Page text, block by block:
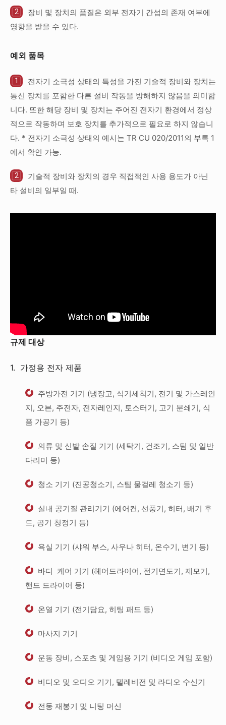
장비 및 장치의 품질은 외부 전자기 간섭의 존재 여부에
영향을 받을 수 있다.
예외 품목
전자기 소극성 상태의 특성을 가진 기술적 장비와 장치는
통신 장치를 포함한 다른 설비 작동을 방해하지 않음을 의미합
니다. 또한 해당 장비 및 장치는 주어진 전자기 환경에서 정상
적으로 작동하며 보호 장치를 추가적으로 필요로 하지 않습니
다. * 전자기 소극성 상태의 예시는 TR CU 020/2011의 부록 1
에서 확인 가능.
기술적 장비와 장치의 경우 직접적인 사용 용도가 아닌
타 설비의 일부일 때.
규제 대상
1. 가정용 전자 제품
주방가전 기기 (냉장고, 식기세척기, 전기 및 가스레인
지, 오븐, 주전자, 전자레인지, 토스터기, 고기 분쇄기, 식
품 가공기 등)
의류 및 신발 손질 기기 (세탁기, 건조기, 스팀 및 일반
다리미 등)
청소 기기 (진공청소기, 스팀 물걸레 청소기 등)
실내 공기질 관리기기 (에어컨, 선풍기, 히터, 배기 후
드, 공기 청정기 등)
욕실 기기 (샤워 부스, 사우나 히터, 온수기, 변기 등)
바디 케어 기기 (헤어드라이어, 전기면도기, 제모기,
핸드 드라이어 등)
온열 기기 (전기담요, 히팅 패드 등)
마사지 기기
운동 장비, 스포츠 및 게임용 기기 (비디오 게임 포함)
비디오 및 오디오 기기, 텔레비전 및 라디오 수신기
전동 재봉기 및 니팅 머신